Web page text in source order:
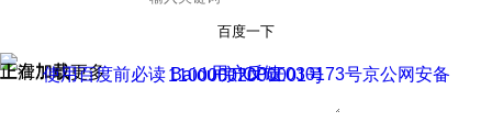
百度一下
正在加载
上滑加载更多 用户反馈
使用百度前必读 Baidu 京ICP证030173号
京公网安备11000002000001号